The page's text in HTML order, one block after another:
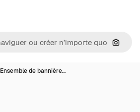
Ensemble de bannière…